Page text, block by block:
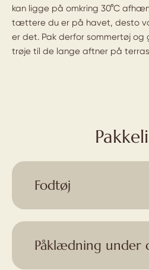
kan ligge på omkring 30°C
tættere du er på havet, desto
er det. Pak derfor sommertøj
trøje til de lange aftner på
Fodtøj
Påklædning under